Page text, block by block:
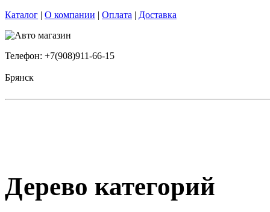
Каталог | О компании | Оплата | Доставка
Телефон: +7(908)911-66-15
Брянск
Дерево категорий